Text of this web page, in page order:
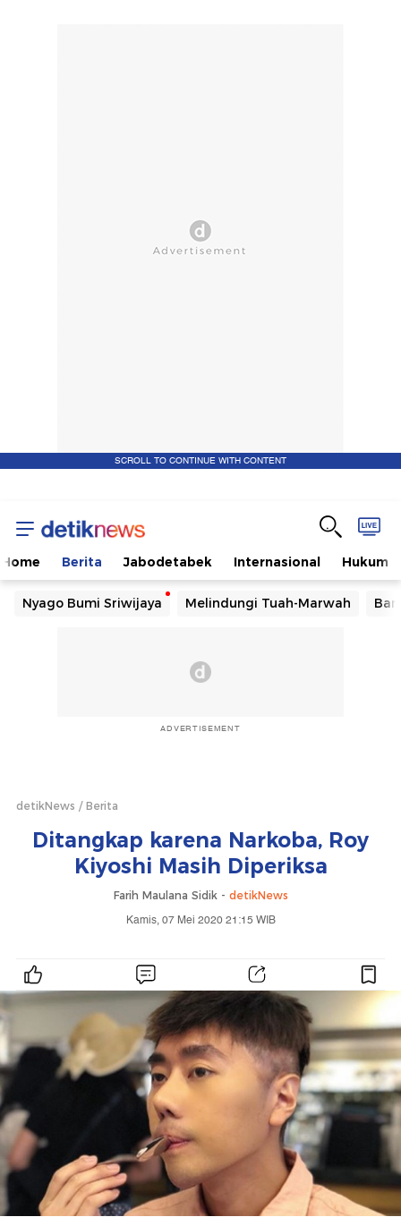
SCROLL TO CONTINUE WITH CONTENT
Home Berita Jabodetabek Internasional Hukum
Nyago Bumi Sriwijaya Melindungi Tuah-Marwah
ADVERTISEMENT
detikNews Berita
Ditangkap karena Narkoba, Roy
Kiyoshi Masih Diperiksa
Farih Maulana Sidik - detikNews
Kamis, 07 Mei 2020 21:15 WIB